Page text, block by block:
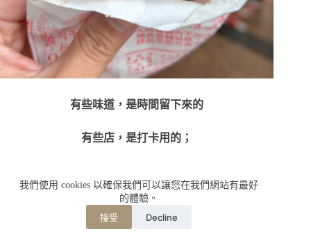
我們使用 cookies 以確保我們可以讓您在我們網站有最好
的體驗。
接受 Decline
有些味道，是時間留下來的
有些店，是打卡用的；
福州世祖胡椒餅，